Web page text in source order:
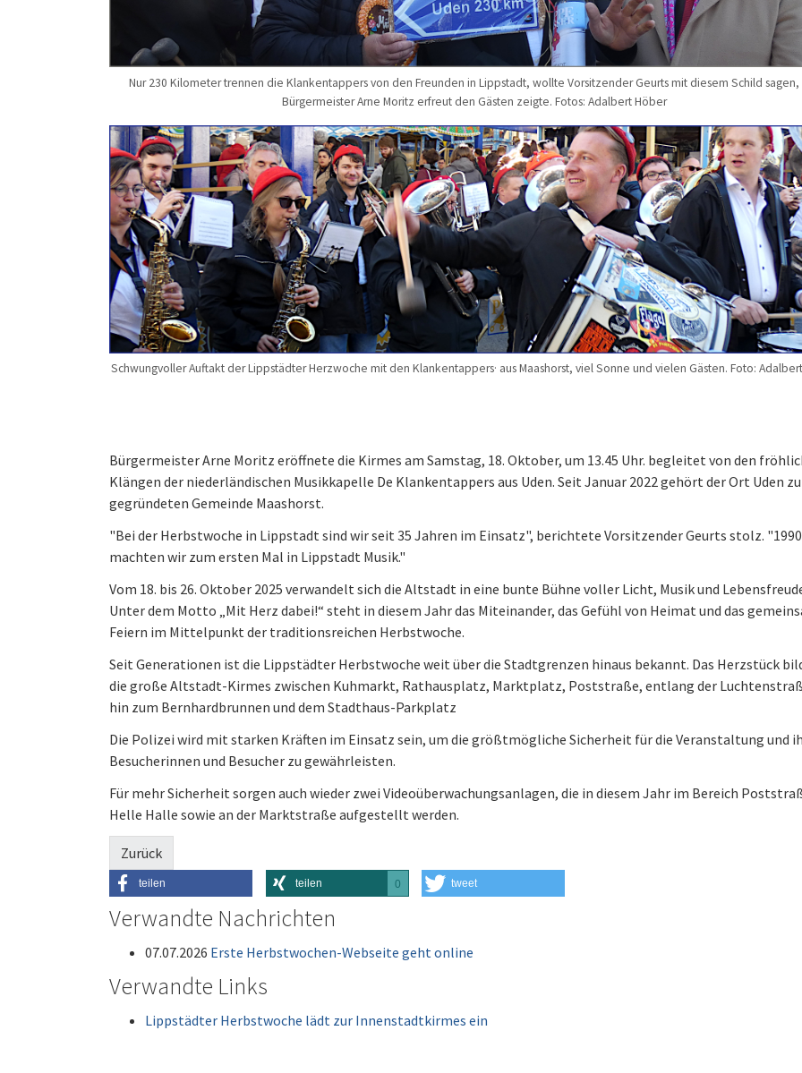
Nur 230 Kilometer trennen die Klankentappers von den Freunden in Lippstadt, wollte Vorsitzender Geurts mit diesem Schild sagen,
Bürgermeister Arne Moritz erfreut den Gästen zeigte. Fotos: Adalbert Höber
Schwungvoller Auftakt der Lippstädter Herzwoche mit den Klankentappers· aus Maashorst, viel Sonne und vielen Gästen. Foto:
Bürgermeister Arne Moritz eröffnete die Kirmes am Samstag, 18. Oktober, um 13.45 Uhr. begleitet von den
Klängen der niederländischen Musikkapelle De Klankentappers aus Uden. Seit Januar 2022 gehört der Ort Uden
gegründeten Gemeinde Maashorst.
"Bei der Herbstwoche in Lippstadt sind wir seit 35 Jahren im Einsatz", berichtete Vorsitzender Geurts stolz. "1990
machten wir zum ersten Mal in Lippstadt Musik."
Vom 18. bis 26. Oktober 2025 verwandelt sich die Altstadt in eine bunte Bühne voller Licht, Musik und
Unter dem Motto „Mit Herz dabei!“ steht in diesem Jahr das Miteinander, das Gefühl von Heimat und das
Feiern im Mittelpunkt der traditionsreichen Herbstwoche.
Seit Generationen ist die Lippstädter Herbstwoche weit über die Stadtgrenzen hinaus bekannt. Das Herzstück
die große Altstadt-Kirmes zwischen Kuhmarkt, Rathausplatz, Marktplatz, Poststraße, entlang der
hin zum Bernhardbrunnen und dem Stadthaus-Parkplatz
Die Polizei wird mit starken Kräften im Einsatz sein, um die größtmögliche Sicherheit für die Veranstaltung und
Besucherinnen und Besucher zu gewährleisten.
Für mehr Sicherheit sorgen auch wieder zwei Videoüberwachungsanlagen, die in diesem Jahr im Bereich
Helle Halle sowie an der Marktstraße aufgestellt werden.
Zurück
teilen teilen 0 tweet
Verwandte Nachrichten
07.07.2026 Erste Herbstwochen-Webseite geht online
Verwandte Links
Lippstädter Herbstwoche lädt zur Innenstadtkirmes ein